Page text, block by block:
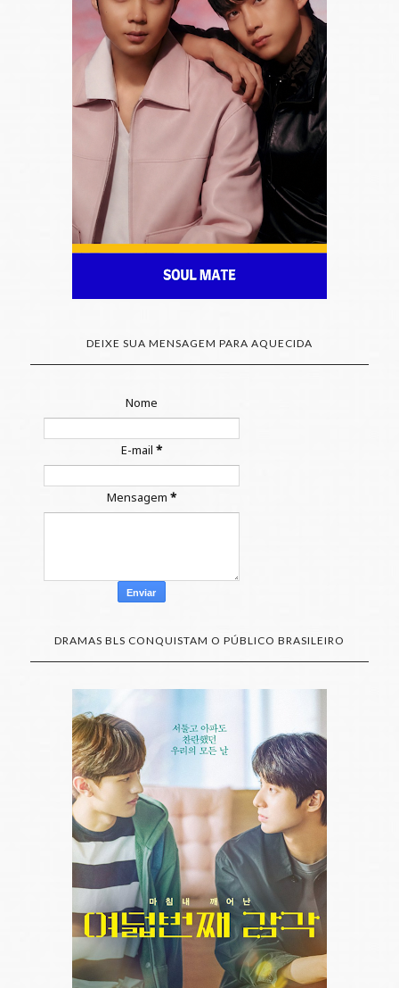
DEIXE SUA MENSAGEM PARA AQUECIDA
Nome
E-mail *
Mensagem *
DRAMAS BLS CONQUISTAM O PÚBLICO BRASILEIRO